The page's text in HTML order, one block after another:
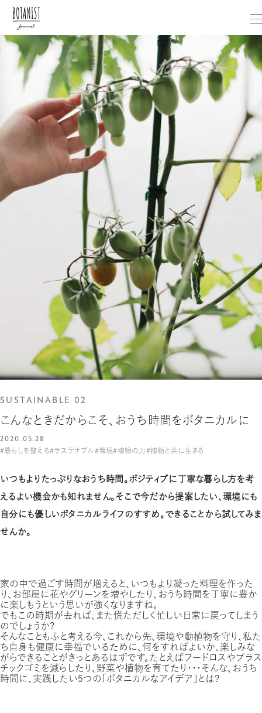
SUSTAINABLE 02
こんなときだからこそ、おうち時間をボタニカルに
2020.05.28
#暮らしを整える#サステナブル#環境#植物の力 #植物と共に生きる
いつもよりたっぷりなおうち時間。ポジティブに丁寧な暮らし方を考
えるよい機会かも知れません。そこで今だから提案したい、環境にも
自分にも優しいボタニカルライフのすすめ。できることから試してみま
せんか。
家の中で過ごす時間が増えると、いつもより凝った料理を作った
り、お部屋に花やグリーンを増やしたり、おうち時間を丁寧に豊か
に楽しもうという思いが強くなりますね。
でもこの時期が去れば、また慌ただしく忙しい日常に戻ってしまう
のでしょうか？
そんなこともふと考える今、これから先、環境や動植物を守り、私た
ち自身も健康に幸福でいるために、何をすればよいか、楽しみな
がらできることがきっとあるはずです。たとえばフードロスやプラス
チックゴミを減らしたり、野菜や植物を育てたり・・・そんな、おうち
時間に、実践したい５つの「ボタニカルなアイデア」とは？